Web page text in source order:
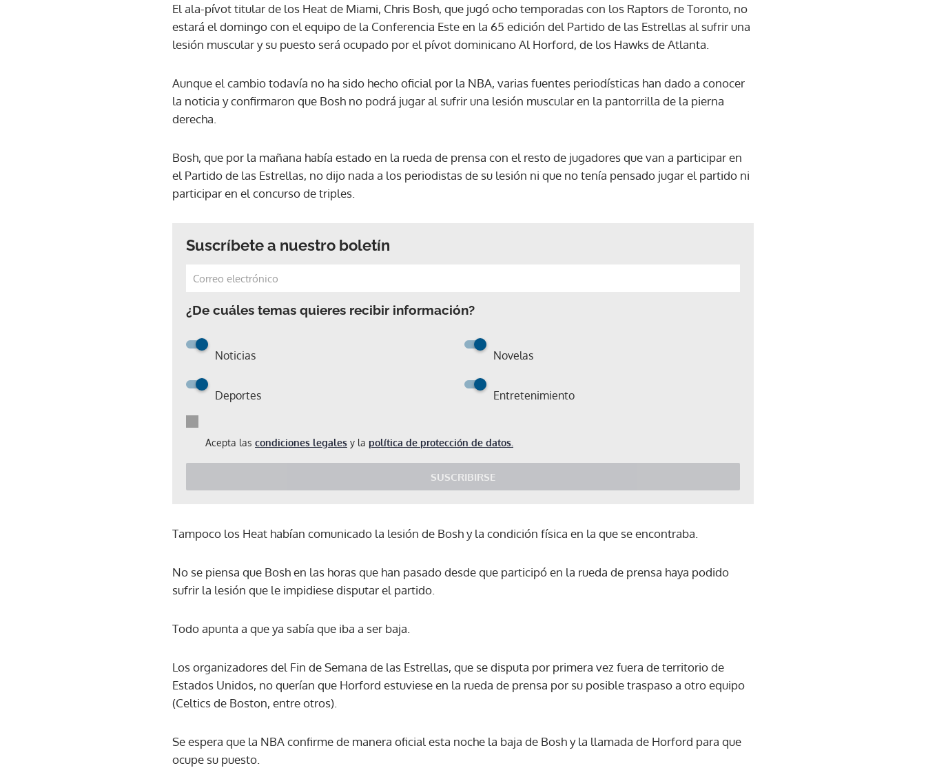
El ala-pívot titular de los Heat de Miami, Chris Bosh, que jugó ocho temporadas con los Raptors de Toronto, no
estará el domingo con el equipo de la Conferencia Este en la 65 edición del Partido de las Estrellas al sufrir una
lesión muscular y su puesto será ocupado por el pívot dominicano Al Horford, de los Hawks de Atlanta.
Aunque el cambio todavía no ha sido hecho oficial por la NBA, varias fuentes periodísticas han dado a conocer
la noticia y confirmaron que Bosh no podrá jugar al sufrir una lesión muscular en la pantorrilla de la pierna
derecha.
Bosh, que por la mañana había estado en la rueda de prensa con el resto de jugadores que van a participar en
el Partido de las Estrellas, no dijo nada a los periodistas de su lesión ni que no tenía pensado jugar el partido ni
participar en el concurso de triples.
Suscríbete a nuestro boletín
¿De cuáles temas quieres recibir información?
Noticias Novelas
Deportes Entretenimiento
Acepta las condiciones legales y la política de protección de datos.
SUSCRIBIRSE
Gracias por suscribirte a nuestro boletín.
ACEPTAR
Tampoco los Heat habían comunicado la lesión de Bosh y la condición física en la que se encontraba.
No se piensa que Bosh en las horas que han pasado desde que participó en la rueda de prensa haya podido
sufrir la lesión que le impidiese disputar el partido.
Todo apunta a que ya sabía que iba a ser baja.
Los organizadores del Fin de Semana de las Estrellas, que se disputa por primera vez fuera de territorio de
Estados Unidos, no querían que Horford estuviese en la rueda de prensa por su posible traspaso a otro equipo
(Celtics de Boston, entre otros).
Se espera que la NBA confirme de manera oficial esta noche la baja de Bosh y la llamada de Horford para que
ocupe su puesto.